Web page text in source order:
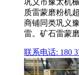
巩义市豫太机
质雷蒙磨粉机
商铺同类巩义
雷。矿石雷蒙
联系电话: 180